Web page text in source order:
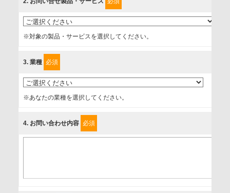
情報を提供されるお客様（本人）に対して、情報の収集目
的、管理者、提供の有無、情報提供の任意性や権利について
確認し、当社への情報提供がお客様の懸念にならないよう
上げます。
事業者名
個人情報保護責任者
※対象の製品・サービスを選択してください。
3. 業種 必須
※あなたの業種を選択してください。
4. お問い合わせ内容 必須